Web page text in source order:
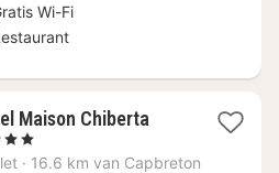
Wi-Fi
Maison Chiberta1
vanaf
· 16.6 km van Capbreton